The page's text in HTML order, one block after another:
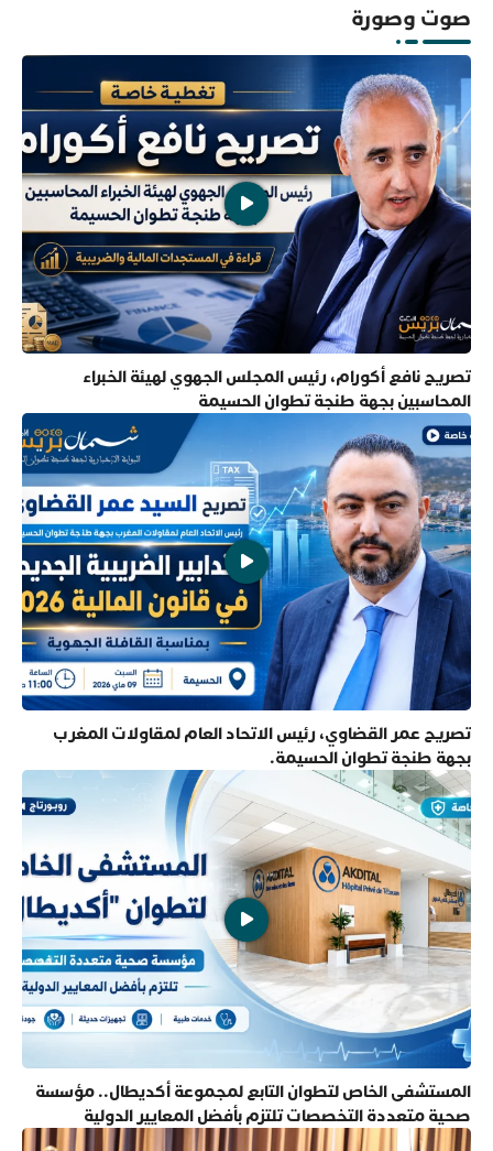
صوت وصورة
تصريح نافع أكورام، رئيس المجلس الجهوي لهيئة الخبراء
المحاسبين بجهة طنجة تطوان الحسيمة
تصريح عمر القضاوي، رئيس الاتحاد العام لمقاولات المغرب
بجهة طنجة تطوان الحسيمة.
المستشفى الخاص لتطوان التابع لمجموعة أكديطال.. مؤسسة
صحية متعددة التخصصات تلتزم بأفضل المعايير الدولية